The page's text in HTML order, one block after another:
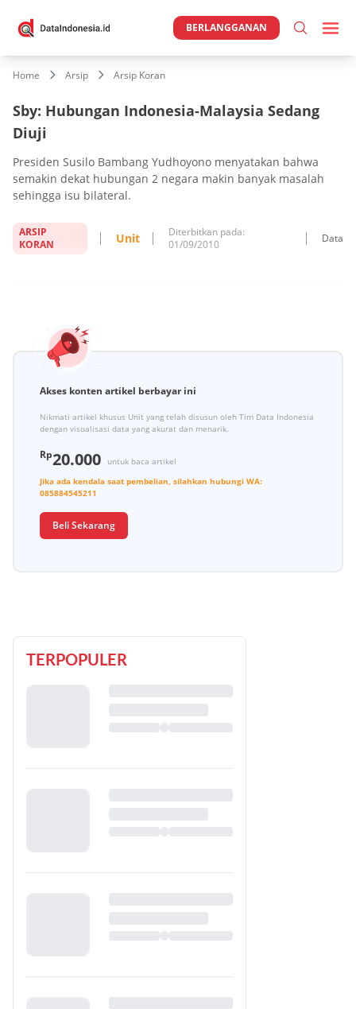
BERLANGGANAN
Home Arsip Arsip Koran
Sby: Hubungan Indonesia-Malaysia Sedang
Diuji
Presiden Susilo Bambang Yudhoyono menyatakan bahwa
semakin dekat hubungan 2 negara makin banyak masalah
sehingga isu bilateral.
ARSIP
KORAN
Unit
Diterbitkan pada:
01/09/2010
Data
Akses konten artikel berbayar ini
Nikmati artikel khusus Unit yang telah disusun oleh Tim Data Indonesia
dengan visualisasi data yang akurat dan menarik.
Rp20.000
untuk baca artikel
Jika ada kendala saat pembelian, silahkan hubungi WA:
085884545211
Beli Sekarang
TERPOPULER